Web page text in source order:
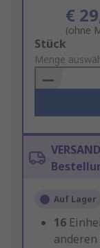
€
(ohne
Add
to
Basket
Stück
Menge
Auf Lager
16